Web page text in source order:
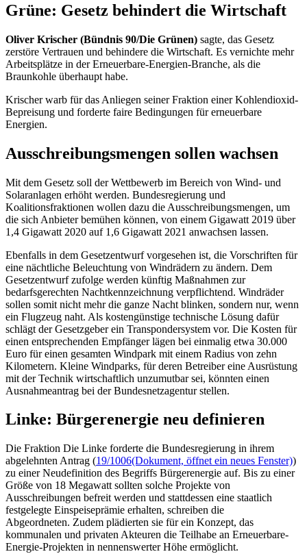
Grüne: Gesetz behindert die Wirtschaft
Oliver Krischer (Bündnis 90/Die Grünen) sagte, das Gesetz
zerstöre Vertrauen und behindere die Wirtschaft. Es vernichte mehr
Arbeitsplätze in der Erneuerbare-Energien-Branche, als die
Braunkohle überhaupt habe.
Krischer warb für das Anliegen seiner Fraktion einer Kohlendioxid-
Bepreisung und forderte faire Bedingungen für erneuerbare
Energien.
Ausschreibungsmengen sollen wachsen
Mit dem Gesetz soll der Wettbewerb im Bereich von Wind- und
Solaranlagen erhöht werden. Bundesregierung und
Koalitionsfraktionen wollen dazu die Ausschreibungsmengen, um
die sich Anbieter bemühen können, von einem Gigawatt 2019 über
1,4 Gigawatt 2020 auf 1,6 Gigawatt 2021 anwachsen lassen.
Ebenfalls in dem Gesetzentwurf vorgesehen ist, die Vorschriften für
eine nächtliche Beleuchtung von Windrädern zu ändern. Dem
Gesetzentwurf zufolge werden künftig Maßnahmen zur
bedarfsgerechten Nachtkennzeichnung verpflichtend. Windräder
sollen somit nicht mehr die ganze Nacht blinken, sondern nur, wenn
ein Flugzeug naht. Als kostengünstige technische Lösung dafür
schlägt der Gesetzgeber ein Transpondersystem vor. Die Kosten für
einen entsprechenden Empfänger lägen bei einmalig etwa 30.000
Euro für einen gesamten Windpark mit einem Radius von zehn
Kilometern. Kleine Windparks, für deren Betreiber eine Ausrüstung
mit der Technik wirtschaftlich unzumutbar sei, könnten einen
Ausnahmeantrag bei der Bundesnetzagentur stellen.
Linke: Bürgerenergie neu definieren
Die Fraktion Die Linke forderte die Bundesregierung in ihrem
abgelehnten Antrag (19/1006(Dokument, öffnet ein neues Fenster))
zu einer Neudefinition des Begriffs Bürgerenergie auf. Bis zu einer
Größe von 18 Megawatt sollten solche Projekte von
Ausschreibungen befreit werden und stattdessen eine staatlich
festgelegte Einspeiseprämie erhalten, schreiben die
Abgeordneten. Zudem plädierten sie für ein Konzept, das
kommunalen und privaten Akteuren die Teilhabe an Erneuerbare-
Energie-Projekten in nennenswerter Höhe ermöglicht.